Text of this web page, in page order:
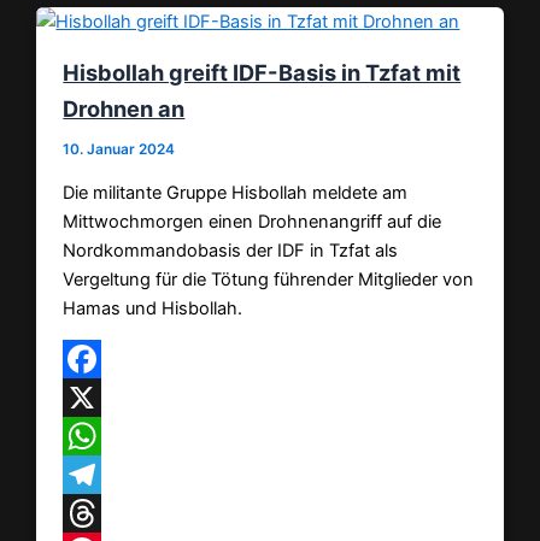
Hisbollah greift IDF-Basis in Tzfat mit
Drohnen an
10. Januar 2024
Die militante Gruppe Hisbollah meldete am
Mittwochmorgen einen Drohnenangriff auf die
Nordkommandobasis der IDF in Tzfat als
Vergeltung für die Tötung führender Mitglieder von
Hamas und Hisbollah.
Facebook
X
WhatsApp
Telegram